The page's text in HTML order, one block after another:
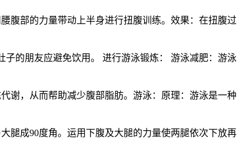
腹部的力量带动上半身进行扭腹训练。效果：在扭腹过
的朋友应避免饮用。 进行游泳锻炼： 游泳减肥：游泳
谢，从而帮助减少腹部脂肪。游泳：原理：游泳是一种
腿成90度角。运用下腹及大腿的力量使两腿依次下放再